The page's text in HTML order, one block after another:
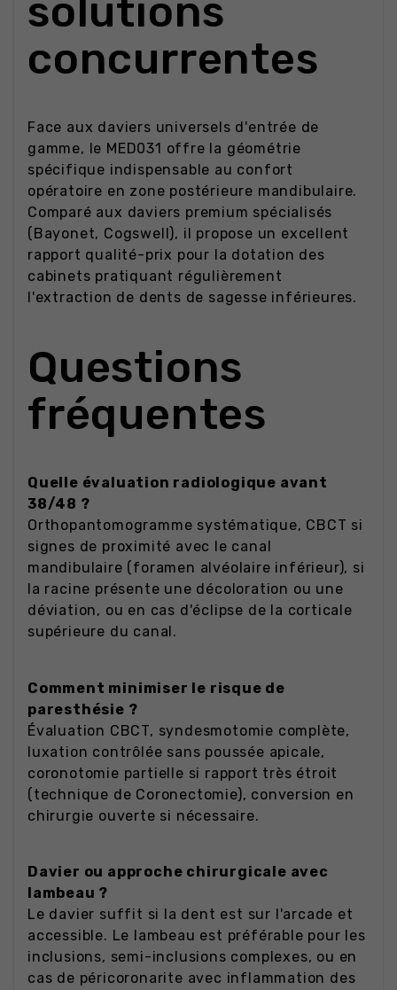
solutions
concurrentes
Face aux daviers universels d'entrée de
gamme, le MED031 offre la géométrie
spécifique indispensable au confort
opératoire en zone postérieure mandibulaire.
Comparé aux daviers premium spécialisés
(Bayonet, Cogswell), il propose un excellent
rapport qualité-prix pour la dotation des
cabinets pratiquant régulièrement
l'extraction de dents de sagesse inférieures.
Questions
fréquentes
Quelle évaluation radiologique avant
38/48 ?
Orthopantomogramme systématique, CBCT si
signes de proximité avec le canal
mandibulaire (foramen alvéolaire inférieur), si
la racine présente une décoloration ou une
déviation, ou en cas d'éclipse de la corticale
supérieure du canal.
Comment minimiser le risque de
paresthésie ?
Évaluation CBCT, syndesmotomie complète,
luxation contrôlée sans poussée apicale,
coronotomie partielle si rapport très étroit
(technique de Coronectomie), conversion en
chirurgie ouverte si nécessaire.
Davier ou approche chirurgicale avec
lambeau ?
Le davier suffit si la dent est sur l'arcade et
accessible. Le lambeau est préférable pour les
inclusions, semi-inclusions complexes, ou en
cas de péricoronarite avec inflammation des